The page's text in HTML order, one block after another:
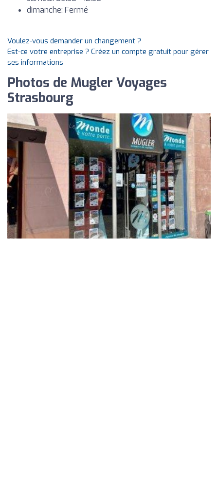
dimanche: Fermé
Voulez-vous demander un changement ?
Est-ce votre entreprise ? Créez un compte gratuit pour gérer
ses informations
Photos de Mugler Voyages
Strasbourg